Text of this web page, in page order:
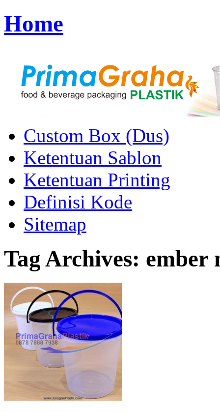
Home
Custom Box (Dus)
Ketentuan Sablon
Ketentuan Printing
Definisi Kode
Sitemap
Tag Archives: ember